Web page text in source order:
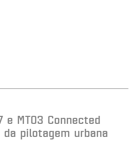
e MT03 Connected
pilotagem urbana